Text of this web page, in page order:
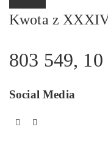
Kwota z
803 549, 10
Social Media